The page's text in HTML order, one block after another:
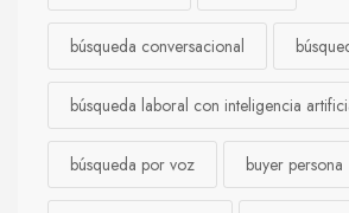
búsqueda conversacional
búsqueda laboral con inteligencia
búsqueda por voz buyer persona